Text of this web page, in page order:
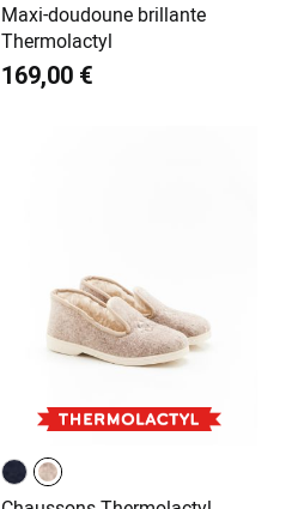
Maxi-doudoune brillante
Thermolactyl
169,00 €